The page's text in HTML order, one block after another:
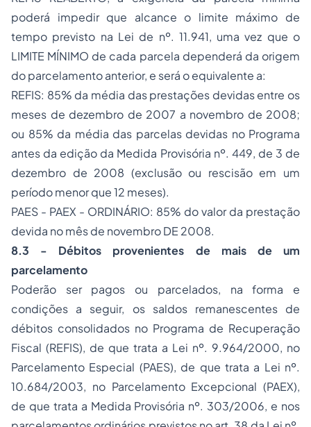
poderá impedir que alcance o limite máximo de
tempo previsto na Lei de nº. 11.941, uma vez que o
LIMITE MÍNIMO de cada parcela dependerá da origem
do parcelamento anterior, e será o equivalente a:
REFIS: 85% da média das prestações devidas entre os
meses de dezembro de 2007 a novembro de 2008;
ou 85% da média das parcelas devidas no Programa
antes da edição da Medida Provisória nº. 449, de 3 de
dezembro de 2008 (exclusão ou rescisão em um
período menor que 12 meses).
PAES - PAEX - ORDINÁRIO: 85% do valor da prestação
devida no mês de novembro DE 2008.
8.3 - Débitos provenientes de mais de um
parcelamento
Poderão ser pagos ou parcelados, na forma e
condições a seguir, os saldos remanescentes de
débitos consolidados no Programa de Recuperação
Fiscal (REFIS), de que trata a Lei nº. 9.964/2000, no
Parcelamento Especial (PAES), de que trata a Lei nº.
10.684/2003, no Parcelamento Excepcional (PAEX),
de que trata a Medida Provisória nº. 303/2006, e nos